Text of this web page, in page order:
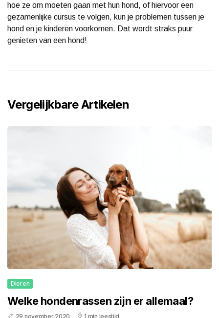
hoe ze om moeten gaan met hun hond, of hiervoor een
gezamenlijke cursus te volgen, kun je problemen tussen je
hond en je kinderen voorkomen. Dat wordt straks puur
genieten van een hond!
Vergelijkbare Artikelen
Dieren
Welke hondenrassen zijn er allemaal?
29 november 2020 1 min leestijd